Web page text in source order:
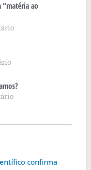
“matéria ao
confirma